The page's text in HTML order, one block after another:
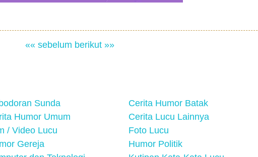
«« sebelum berikut »»
Sunda
Cerita Humor Batak
Humor Umum
Cerita Lucu Lainnya
/ Video Lucu
Foto Lucu
Gereja
Humor Politik